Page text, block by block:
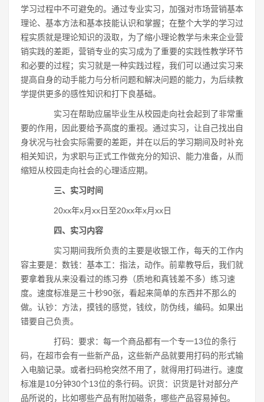
学习过程中不可避免的。通过专业实习，加强对市场营销基本
理论、基本方法和基本技能认识和掌握；在整个大学的学习过
程实质就是理论知识的汲取，为了缩小理论教学与未来企业营
销实践的差距，营销专业的实习成为了重要的实践性教学环节
和必要的过程；实习就是一种实践过程，我们可以通过实习来
提高自身的动手能力与分析问题和解决问题的能力，为后续教
学提供更多的感性知识和打下良基础。
实习在帮助应届毕业生从校园走向社会起到了非常重
要的作用，因此要给予高度的重视。通过实习，让自己找出自
身状况与社会实际需要的差距，并在以后的学习期间及时补充
相关知识，为求职与正式工作做充分的知识、能力准备，从而
缩短从校园走向社会的心理适应期。
三、实习时间
20xx年x月xx日至20xx年x月xx日
四、实习内容
实习期间我所负责的主要是收银工作，每天的工作内
容主要是：数钱：基本工：指法，动作。前辈教导后，我们就
要拿着我从来没看过的练习券（质地和真钱差不多）练习速
度。速度标准是三十秒90张，看起来简单的东西并不那么的
做。认钞：方法，摸钱的感觉，钱纹，防伪线，编码。如果出
错要自己负责。
打码：要求：每一个商品都有一个专一13位的条行
码，在超市会有一些新产品，这些新产品就要用打码的形式输
入电脑记录。或者扫码枪突然不用了，就得用打码进行。速度
标准是10分钟30个13位的条行码。识货：识货是针对部分产
品所说的，比如哪些产品有附加磁条，哪些产品容易掉包。